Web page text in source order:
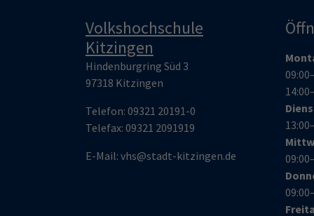
Volkshochschule
Kitzingen
Hindenburgring Süd 3
97318 Kitzingen
Telefon: 09321 20191-0
Telefax: 09321 2091919
E-Mail: vhs@stadt-kitzingen.de